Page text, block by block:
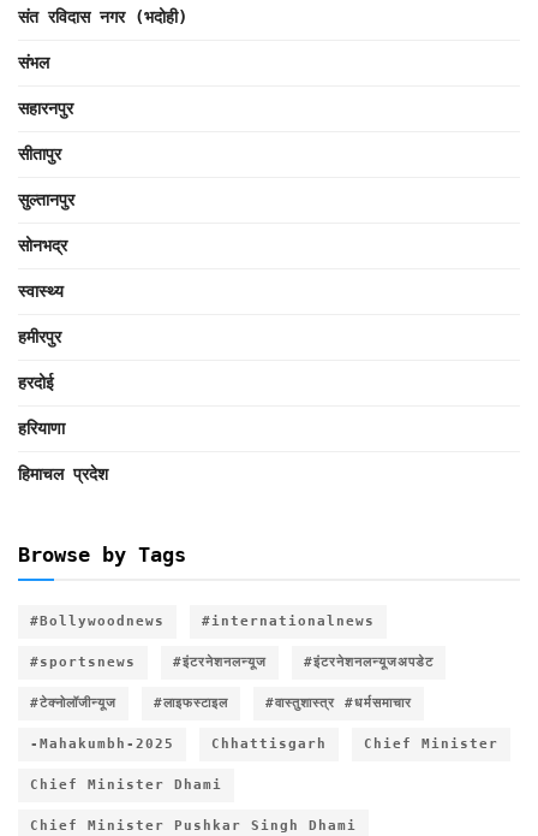
संत रविदास नगर (भदोही)
संभल
सहारनपुर
सीतापुर
सुल्तानपुर
सोनभद्र
स्वास्थ्य
हमीरपुर
हरदोई
हरियाणा
हिमाचल प्रदेश
Browse by Tags
#Bollywoodnews #internationalnews
#sportsnews #इंटरनेशनलन्यूज #इंटरनेशनलन्यूजअपडेट
#टेक्नोलॉजीन्यूज #लाइफस्टाइल #वास्तुशास्त्र #धर्मसमाचार
-Mahakumbh-2025 Chhattisgarh Chief Minister
Chief Minister Dhami
Chief Minister Pushkar Singh Dhami